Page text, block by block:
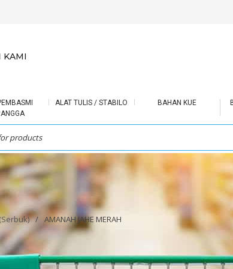
KAMI
ALAT TULIS / STABILO BAHAN KUE
/ AMANAH JAHE MERAH